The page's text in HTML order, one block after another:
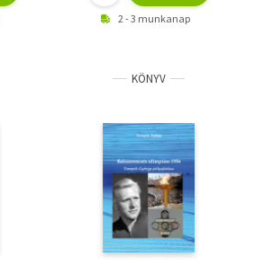
2 - 3 munkanap
KÖNYV